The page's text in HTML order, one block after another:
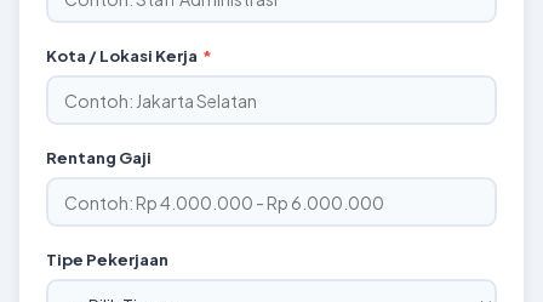
Kota / Lokasi Kerja *
Rentang Gaji
Tipe Pekerjaan